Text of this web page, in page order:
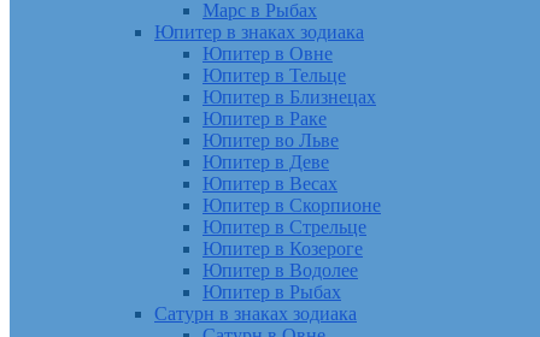
Марс в Рыбах
Юпитер в знаках зодиака
Юпитер в Овне
Юпитер в Тельце
Юпитер в Близнецах
Юпитер в Раке
Юпитер во Льве
Юпитер в Деве
Юпитер в Весах
Юпитер в Скорпионе
Юпитер в Стрельце
Юпитер в Козероге
Юпитер в Водолее
Юпитер в Рыбах
Сатурн в знаках зодиака